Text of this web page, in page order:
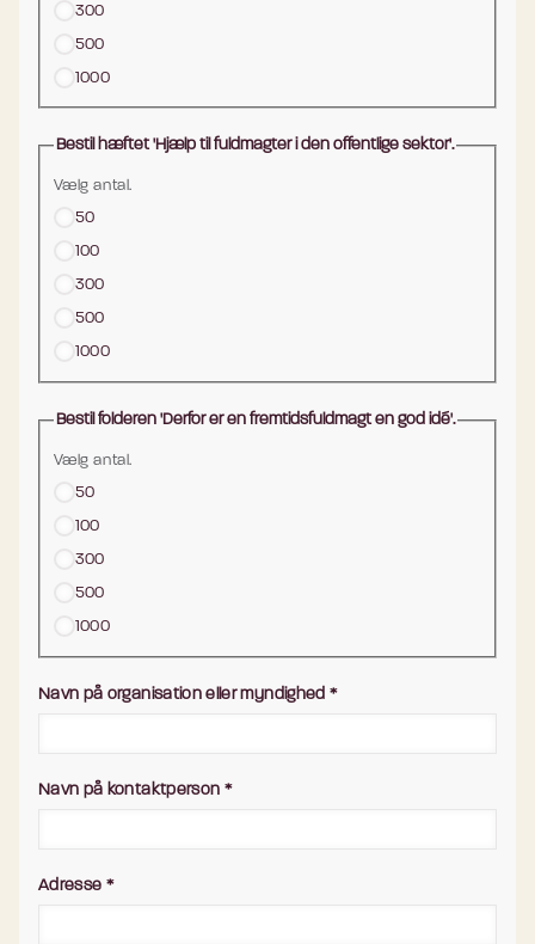
300
500
1000
Bestil hæftet 'Hjælp til fuldmagter i den offentlige sektor'.
Vælg antal.
50
100
300
500
1000
Bestil folderen 'Derfor er en fremtidsfuldmagt en god idé'.
Vælg antal.
50
100
300
500
1000
Navn på organisation eller myndighed *
Navn på kontaktperson *
Adresse *